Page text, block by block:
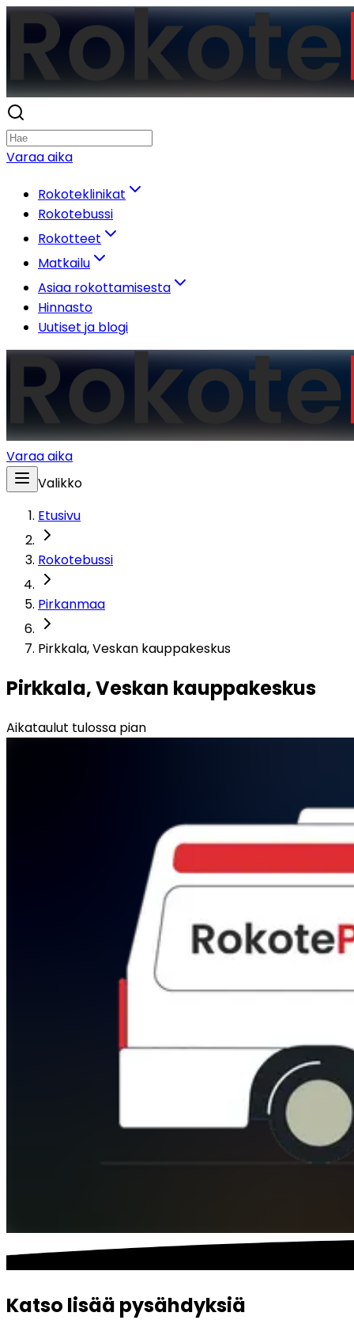
Varaa aika
Rokoteklinikat
Rokotebussi
Rokotteet
Matkailu
Asiaa rokottamisesta
Hinnasto
Uutiset ja blogi
Varaa aika
Valikko
Etusivu
Rokotebussi
Pirkanmaa
Pirkkala, Veskan kauppakeskus
Pirkkala, Veskan kauppakeskus
Aikataulut tulossa pian
Katso lisää pysähdyksiä